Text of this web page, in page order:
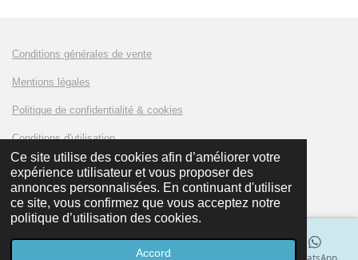
Ce site utilise des cookies afin d’améliorer votre
expérience utilisateur et vous proposer des
annonces personnalisées. En continuant d'utiliser
ce site, vous confirmez que vous acceptez notre
politique d’utilisation des cookies.
Accord
Conditions générales de vente
Mentions légales
Politique de confidentialité & cookies
Conditions d'utilisation
© 2023 - 2024 AMKLUX Battery